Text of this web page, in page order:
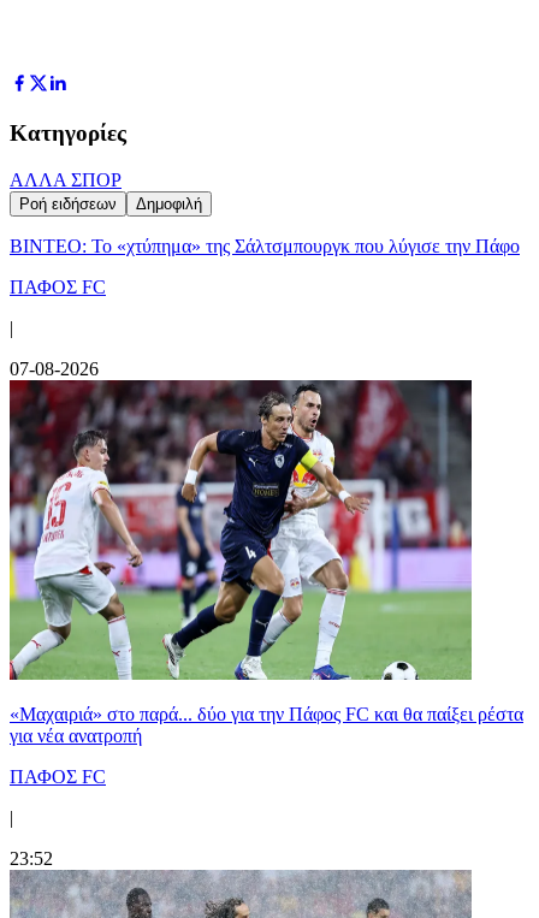
Κατηγορίες
ΑΛΛΑ ΣΠΟΡ
Ροή ειδήσεων Δημοφιλή
ΒΙΝΤΕΟ: Το «χτύπημα» της Σάλτσμπουργκ που λύγισε την Πάφο
ΠΑΦΟΣ FC
|
07-08-2026
«Μαχαιριά» στο παρά... δύο για την Πάφος FC και θα παίξει ρέστα
για νέα ανατροπή
ΠΑΦΟΣ FC
|
23:52